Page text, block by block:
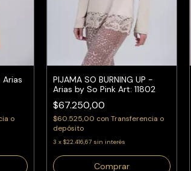
Arias
o
PIJAMA SO BURNING UP -
Arias by So Pink Art: 11802
$67.250,00
$60.525,00 con Transferencia o
depósito
3 x $22.416,67 sin interés
Comprar